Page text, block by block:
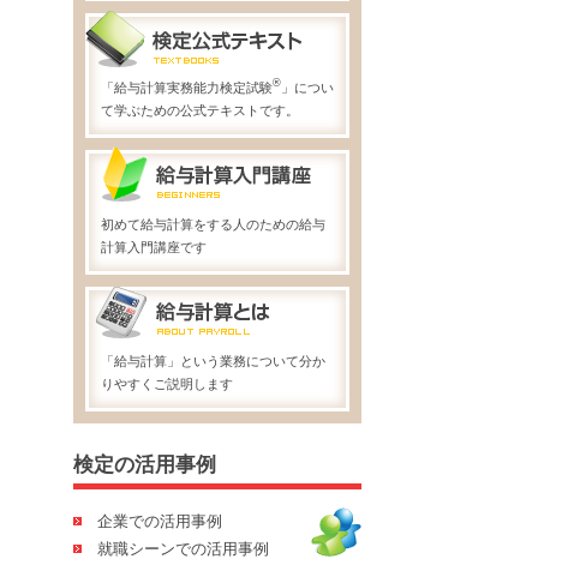
「給与計算実務能力検定試験® 」につい
て学ぶための公式テキストです。
初めて給与計算をする人のための給与
計算入門講座です
「給与計算」という業務について分か
りやすくご説明します
検定の活用事例
企業での活用事例
就職シーンでの活用事例